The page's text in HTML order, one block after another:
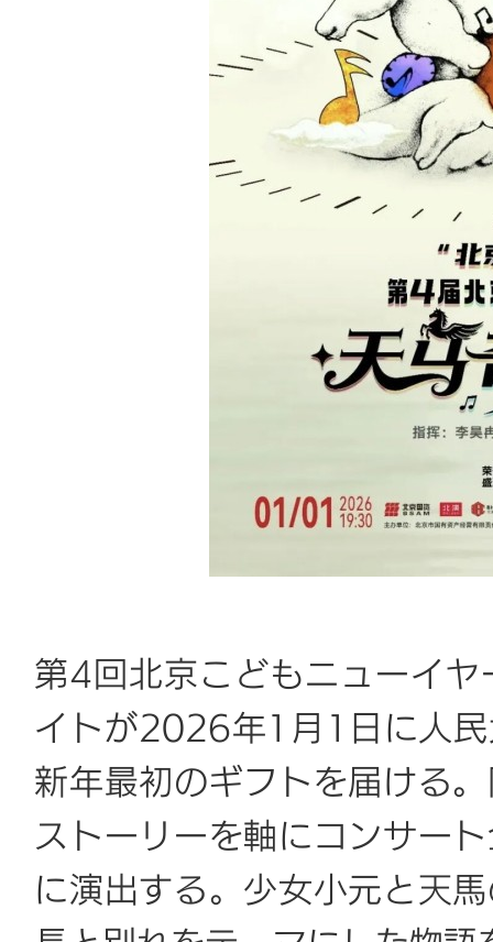
第4回北京こどもニューイ
イトが2026年1月1日に人
新年最初のギフトを届ける
ストーリーを軸にコンサー
に演出する。少女小元と天